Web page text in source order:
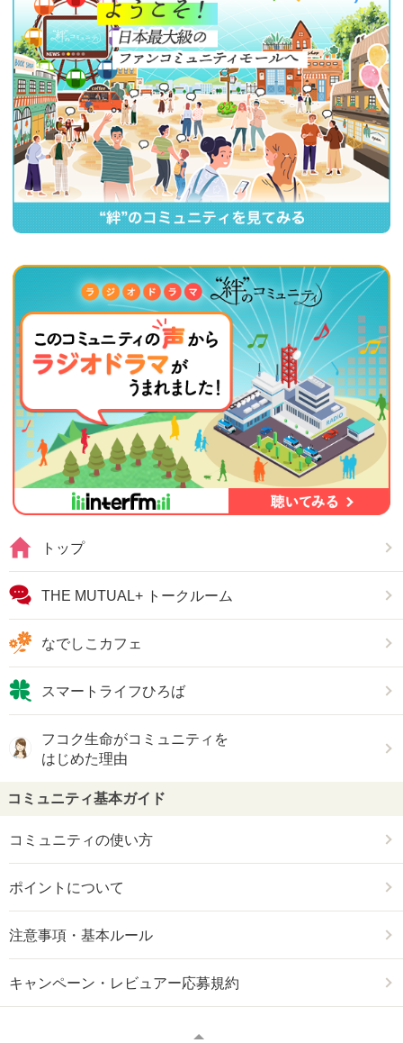
トップ
THE MUTUAL+ トークルーム
なでしこカフェ
スマートライフひろば
フコク生命がコミュニティを
はじめた理由
コミュニティ基本ガイド
コミュニティの使い方
ポイントについて
注意事項・基本ルール
キャンペーン・レビュアー応募規約